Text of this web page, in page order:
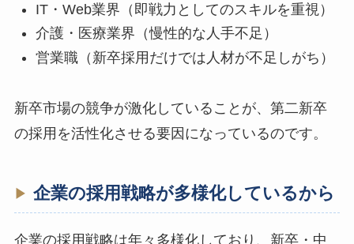
IT・Web業界（即戦力としてのスキルを重視）
介護・医療業界（慢性的な人手不足）
営業職（新卒採用だけでは人材が不足しがち）
新卒市場の競争が激化していることが、第二新卒
の採用を活性化させる要因になっているのです。
企業の採用戦略が多様化しているから
企業の採用戦略は年々多様化しており、新卒・中